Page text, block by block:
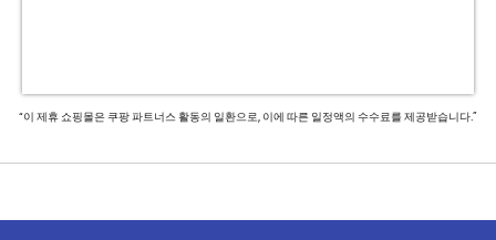
“이 제휴 쇼핑몰은 쿠팡 파트너스 활동의 일환으로, 이에 따른 일정액의 수수료를 제공받습니다.”